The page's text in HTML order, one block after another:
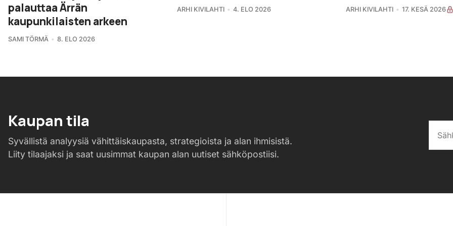
palauttaa Ärrän
kaupunkilaisten arkeen
SAMI TÖRMÄ 8. ELO 2026
ARHI KIVILAHTI 4. ELO 2026 ARHI KIVILAHTI 17. KESÄ 2026
Kaupan tila
Syvällistä analyysiä vähittäiskaupasta, strategioista ja alan ihmisistä.
Liity tilaajaksi ja saat uusimmat kaupan alan uutiset sähköpostiisi.